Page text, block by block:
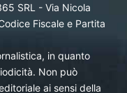
SRL - Via Nicola
Fiscale e Partita
in quanto
Non può
ai sensi della